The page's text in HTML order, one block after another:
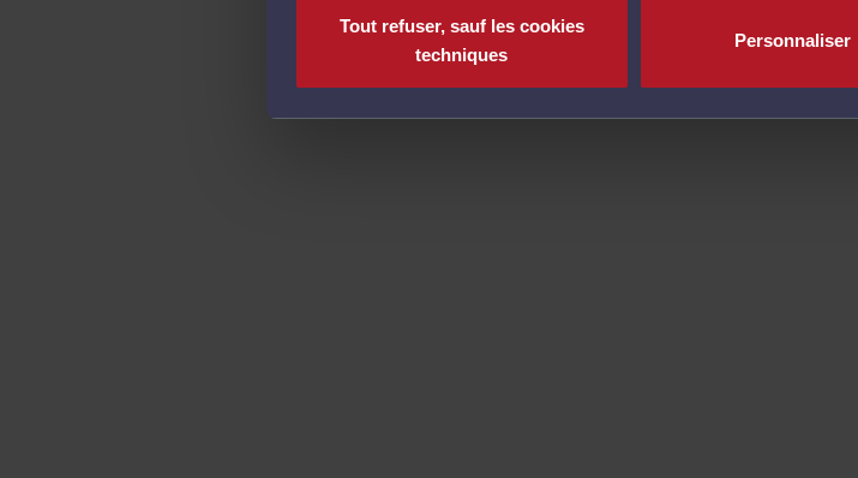
Tout refuser, sauf les cookies
techniques
Personnaliser